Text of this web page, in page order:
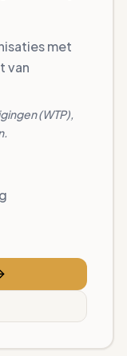
met
van
(WTP),